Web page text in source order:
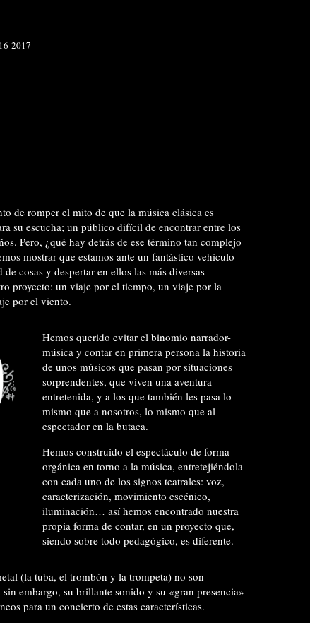
2017
de romper el mito de que la música clásica es
su escucha; un público difícil de encontrar entre los
Pero, ¿qué hay detrás de ese término tan complejo
mostrar que estamos ante un fantástico vehículo
cosas y despertar en ellos las más diversas
proyecto: un viaje por el tiempo, un viaje por la
por el viento.
Hemos querido evitar el binomio narrador-
música y contar en primera persona la historia
de unos músicos que pasan por situaciones
sorprendentes, que viven una aventura
entretenida, y a los que también les pasa lo
mismo que a nosotros, lo mismo que al
espectador en la butaca.
Hemos construido el espectáculo de forma
orgánica en torno a la música, entretejiéndola
con cada uno de los signos teatrales: voz,
caracterización, movimiento escénico,
iluminación… así hemos encontrado nuestra
propia forma de contar, en un proyecto que,
siendo sobre todo pedagógico, es diferente.
(la tuba, el trombón y la trompeta) no son
embargo, su brillante sonido y su «gran presencia»
para un concierto de estas características.